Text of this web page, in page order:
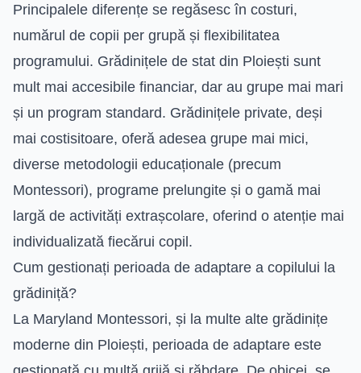
Principalele diferențe se regăsesc în costuri,
numărul de copii per grupă și flexibilitatea
programului. Grădinițele de stat din Ploiești sunt
mult mai accesibile financiar, dar au grupe mai mari
și un program standard. Grădinițele private, deși
mai costisitoare, oferă adesea grupe mai mici,
diverse metodologii educaționale (precum
Montessori), programe prelungite și o gamă mai
largă de activități extrașcolare, oferind o atenție mai
individualizată fiecărui copil.
Cum gestionați perioada de adaptare a copilului la
grădiniță?
La Maryland Montessori, și la multe alte grădinițe
moderne din Ploiești, perioada de adaptare este